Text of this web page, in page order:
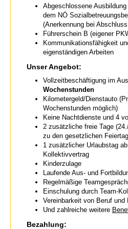
Abgeschlossene
dem NÖ
(Anerkennung bei
Führerschein B (eigener
Kommunikationsfähigkeit
eigenständigen Arbeiten
Unser Angebot:
Vollzeitbeschäftigung im
Wochenstunden
Kilometergeld/Dienstauto
Wochenstunden möglich)
Keine Nachtdienste und 4
2 zusätzliche freie Tage
zu den gesetzlichen
1 zusätzlicher Urlaubstag
Kollektivvertrag
Kinderzulage
Laufende Aus- und
Regelmäßige
Einschulung durch Team-
Vereinbarkeit von Beruf und
Und zahlreiche weitere
Bezahlung: